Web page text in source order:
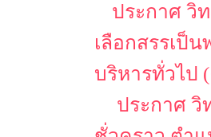
ประกาศ วิ
เลือกสรรเป็
บริหารทั่วไป
ประกาศ วิ